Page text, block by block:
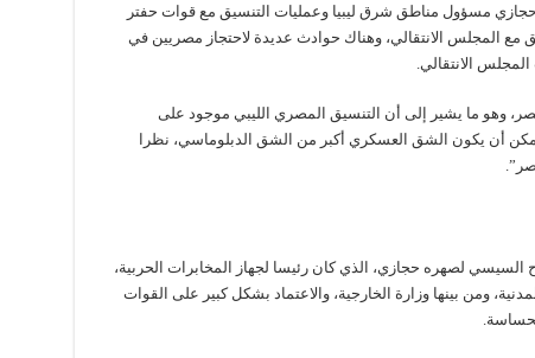
مسؤول مناطق شرق ليبيا وعمليات التنسيق مع قوات حفتر
مع المجلس الانتقالي، وهناك حوادث عديدة لاحتجاز مصريين في
الانتقالي.
وهو ما يشير إلى أن التنسيق المصري الليبي موجود على
أن يكون الشق العسكري أكبر من الشق الدبلوماسي، نظرا
السيسي لصهره حجازي، الذي كان رئيسا لجهاز المخابرات الحربية،
ومن بينها وزارة الخارجية، والاعتماد بشكل كبير على القوات